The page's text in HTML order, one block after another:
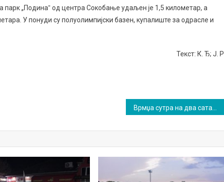
„Подинаˮ од центра Сокобање удаљен је 1,5 километар, а
У понуди су полуолимпијски базен, купалиште за одрасле и
Текст: К. Ђ; Ј. Р.